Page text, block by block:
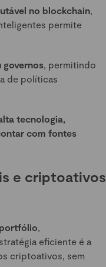
no blockchain
permite
governos , permitindo
de políticas
tecnologia,
com fontes
e criptoativos
eficiente é a
criptoativos, sem